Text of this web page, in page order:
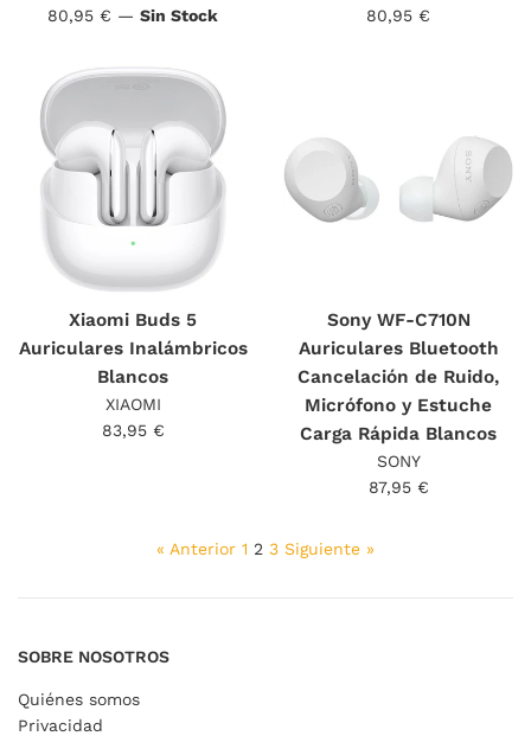
Precio
80,95 € — Sin Stock
Precio
80,95 €
Xiaomi Buds 5
Auriculares Inalámbricos
Blancos
XIAOMI
Precio
83,95 €
Sony WF-C710N
Auriculares Bluetooth
Cancelación de Ruido,
Micrófono y Estuche
Carga Rápida Blancos
SONY
Precio
87,95 €
« Anterior 1 2 3 Siguiente »
SOBRE NOSOTROS
Quiénes somos
Privacidad